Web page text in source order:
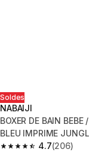
Soldes
NABAIJI
BOXER DE BAIN BEBE
BLEU IMPRIME
4.7(206)